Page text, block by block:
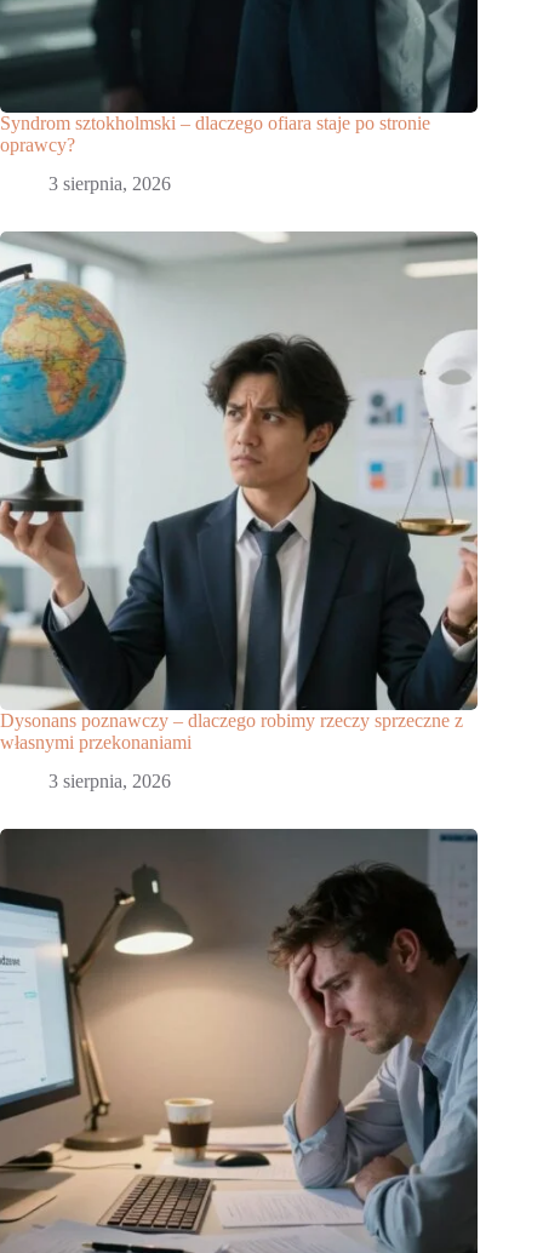
Syndrom sztokholmski – dlaczego ofiara staje po stronie
oprawcy?
3 sierpnia, 2026
Dysonans poznawczy – dlaczego robimy rzeczy sprzeczne z
własnymi przekonaniami
3 sierpnia, 2026